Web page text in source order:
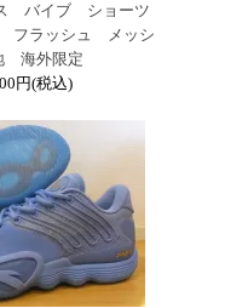
バイブ ショーツ
フラッシュ メッシ
海外限定
円(税込)